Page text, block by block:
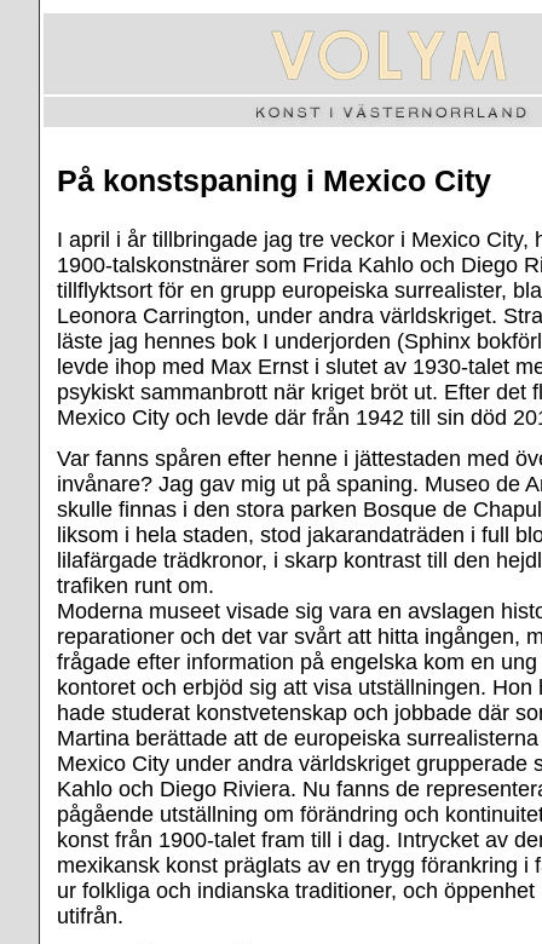
På konstspaning i Mexico City
I april i år tillbringade jag tre veckor i Mexico City,
1900-talskonstnärer som Frida Kahlo och Diego
tillflyktsort för en grupp europeiska surrealister,
Leonora Carrington, under andra världskriget.
läste jag hennes bok I underjorden (Sphinx
levde ihop med Max Ernst i slutet av 1930-talet
psykiskt sammanbrott när kriget bröt ut. Efter det
Mexico City och levde där från 1942 till sin död
Var fanns spåren efter henne i jättestaden med
invånare? Jag gav mig ut på spaning. Museo de
skulle finnas i den stora parken Bosque de
liksom i hela staden, stod jakarandaträden i full
lilafärgade trädkronor, i skarp kontrast till den
trafiken runt om.
Moderna museet visade sig vara en avslagen
reparationer och det var svårt att hitta ingången,
frågade efter information på engelska kom en
kontoret och erbjöd sig att visa utställningen. Hon
hade studerat konstvetenskap och jobbade där
Martina berättade att de europeiska
Mexico City under andra världskriget grupperade
Kahlo och Diego Riviera. Nu fanns de
pågående utställning om förändring och
konst från 1900-talet fram till i dag. Intrycket av
mexikansk konst präglats av en trygg förankring i
ur folkliga och indianska traditioner, och
utifrån.